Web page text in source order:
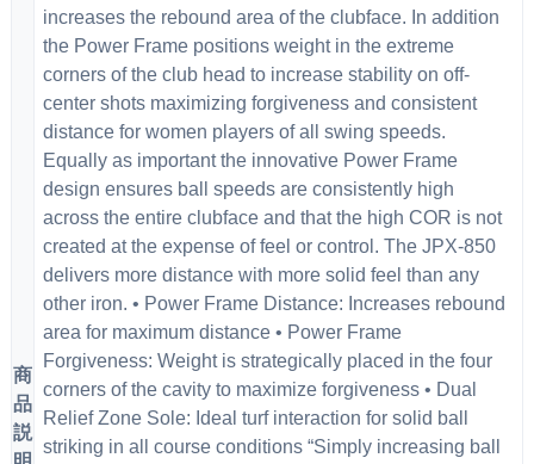
商
品
説
increases the rebound area of the clubface. In addition
the Power Frame positions weight in the extreme
corners of the club head to increase stability on off-
center shots maximizing forgiveness and consistent
distance for women players of all swing speeds.
Equally as important the innovative Power Frame
design ensures ball speeds are consistently high
across the entire clubface and that the high COR is not
created at the expense of feel or control. The JPX-850
delivers more distance with more solid feel than any
other iron. • Power Frame Distance: Increases rebound
area for maximum distance • Power Frame
Forgiveness: Weight is strategically placed in the four
corners of the cavity to maximize forgiveness • Dual
Relief Zone Sole: Ideal turf interaction for solid ball
striking in all course conditions “Simply increasing ball